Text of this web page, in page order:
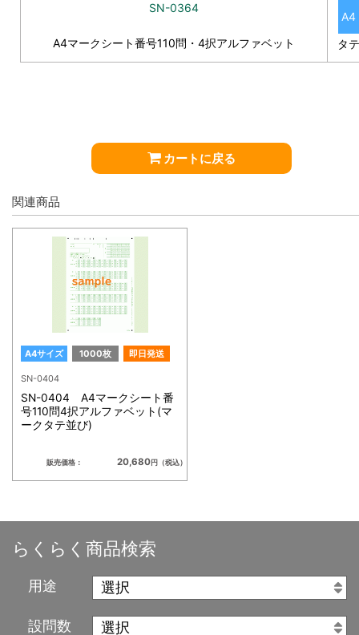
SN-0364
A4マークシート番号110問・4択アルファベット
A4
タテ
カートに戻る
関連商品
A4サイズ 1000枚 即日発送
SN-0404
SN-0404 A4マークシート番
号110問4択アルファベット(マ
ークタテ並び)
販売価格： 20,680円（税込）
らくらく商品検索
用途
設問数